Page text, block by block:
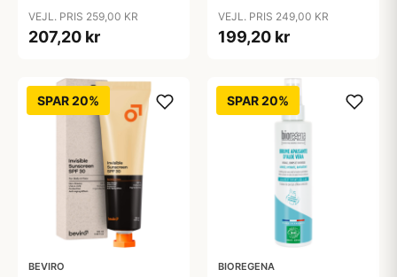
VEJL. PRIS 259,00 KR
207,20 kr
VEJL. PRIS 249,00 KR
199,20 kr
SPAR 20%
BEVIRO
SPAR 20%
BIOREGENA